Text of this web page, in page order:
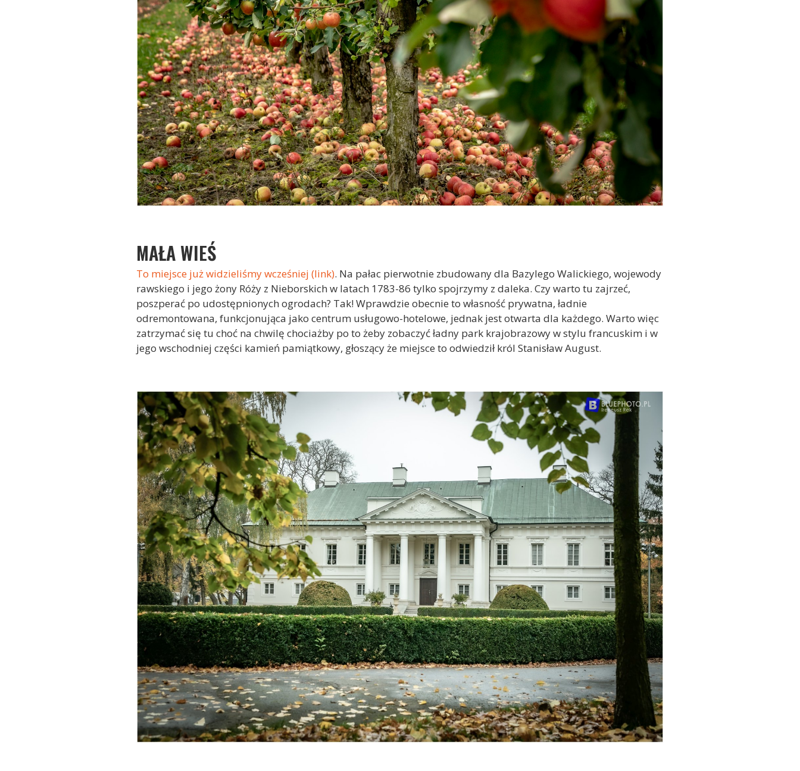
MAŁA WIEŚ
To miejsce już widzieliśmy wcześniej (link). Na pałac pierwotnie zbudowany dla Bazylego Walickiego, wojewody
rawskiego i jego żony Róży z Nieborskich w latach 1783-86 tylko spojrzymy z daleka. Czy warto tu zajrzeć,
poszperać po udostępnionych ogrodach? Tak! Wprawdzie obecnie to własność prywatna, ładnie
odremontowana, funkcjonująca jako centrum usługowo-hotelowe, jednak jest otwarta dla każdego. Warto więc
zatrzymać się tu choć na chwilę chociażby po to żeby zobaczyć ładny park krajobrazowy w stylu francuskim i w
jego wschodniej części kamień pamiątkowy, głoszący że miejsce to odwiedził król Stanisław August.